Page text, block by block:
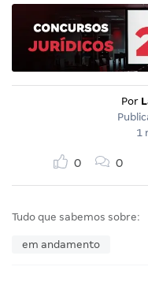
Por
1
0 0
Tudo que sabemos sobre:
em andamento